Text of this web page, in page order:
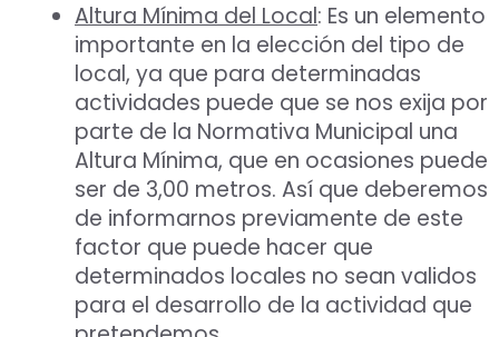
Altura Mínima del Local: Es un elemento
importante en la elección del tipo de
local, ya que para determinadas
actividades puede que se nos exija por
parte de la Normativa Municipal una
Altura Mínima, que en ocasiones puede
ser de 3,00 metros. Así que deberemos
de informarnos previamente de este
factor que puede hacer que
determinados locales no sean validos
para el desarrollo de la actividad que